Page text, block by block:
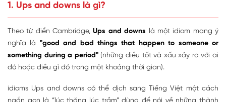
1. Ups and downs là gì?
Theo từ điển Cambridge,Ups and downs là một idiom mang ý
nghĩa là "good and bad things that happen to someone or
something during a period"(những điều tốt và xấu xảy ra với ai
đó hoặc điều gì đó trong một khoảng thời gian).
idioms Ups and downs có thể dịch sang Tiếng Việt một cách
ngắn gọn là “lúc thăng lúc trầm” dùng để nói về những thành